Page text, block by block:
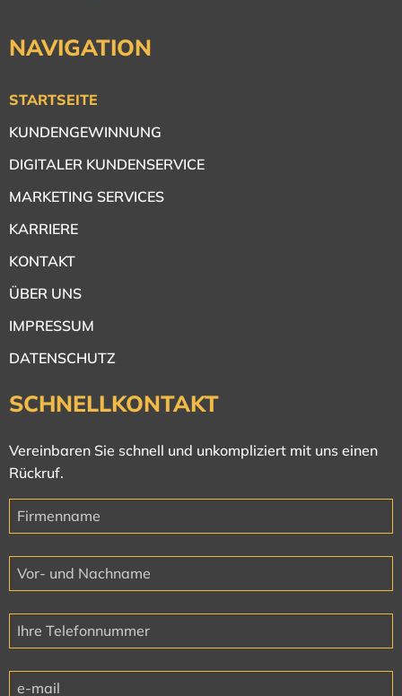
NAVIGATION
STARTSEITE
KUNDENGEWINNUNG
DIGITALER KUNDENSERVICE
MARKETING SERVICES
KARRIERE
KONTAKT
ÜBER UNS
IMPRESSUM
DATENSCHUTZ
SCHNELLKONTAKT
Vereinbaren Sie schnell und unkompliziert mit uns einen
Rückruf.